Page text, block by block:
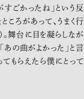
ごかったね」という反
ころがあって、うまく行
。舞台に目を凝らしなが
あの曲がよかった」と言
もらえたら僕にとって